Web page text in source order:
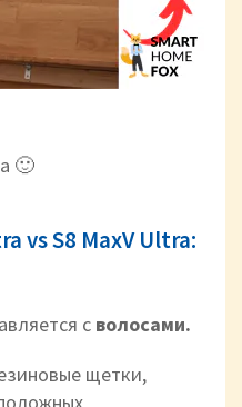
🙂
vs S8 MaxV Ultra:
с волосами.
щетки,